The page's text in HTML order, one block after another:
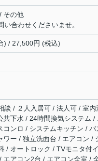
その他
い合わせくださいませ。
) / 27,500円 (税込)
談 / ２人入居可 / 法人可 / 室
共下水 / 24時間換気システム
コンロ / システムキッチン /
ワー / 独立洗面台 / エアコン /
/ オートロック / TVモニタ付
エアコン2台 / エアコン全室 /